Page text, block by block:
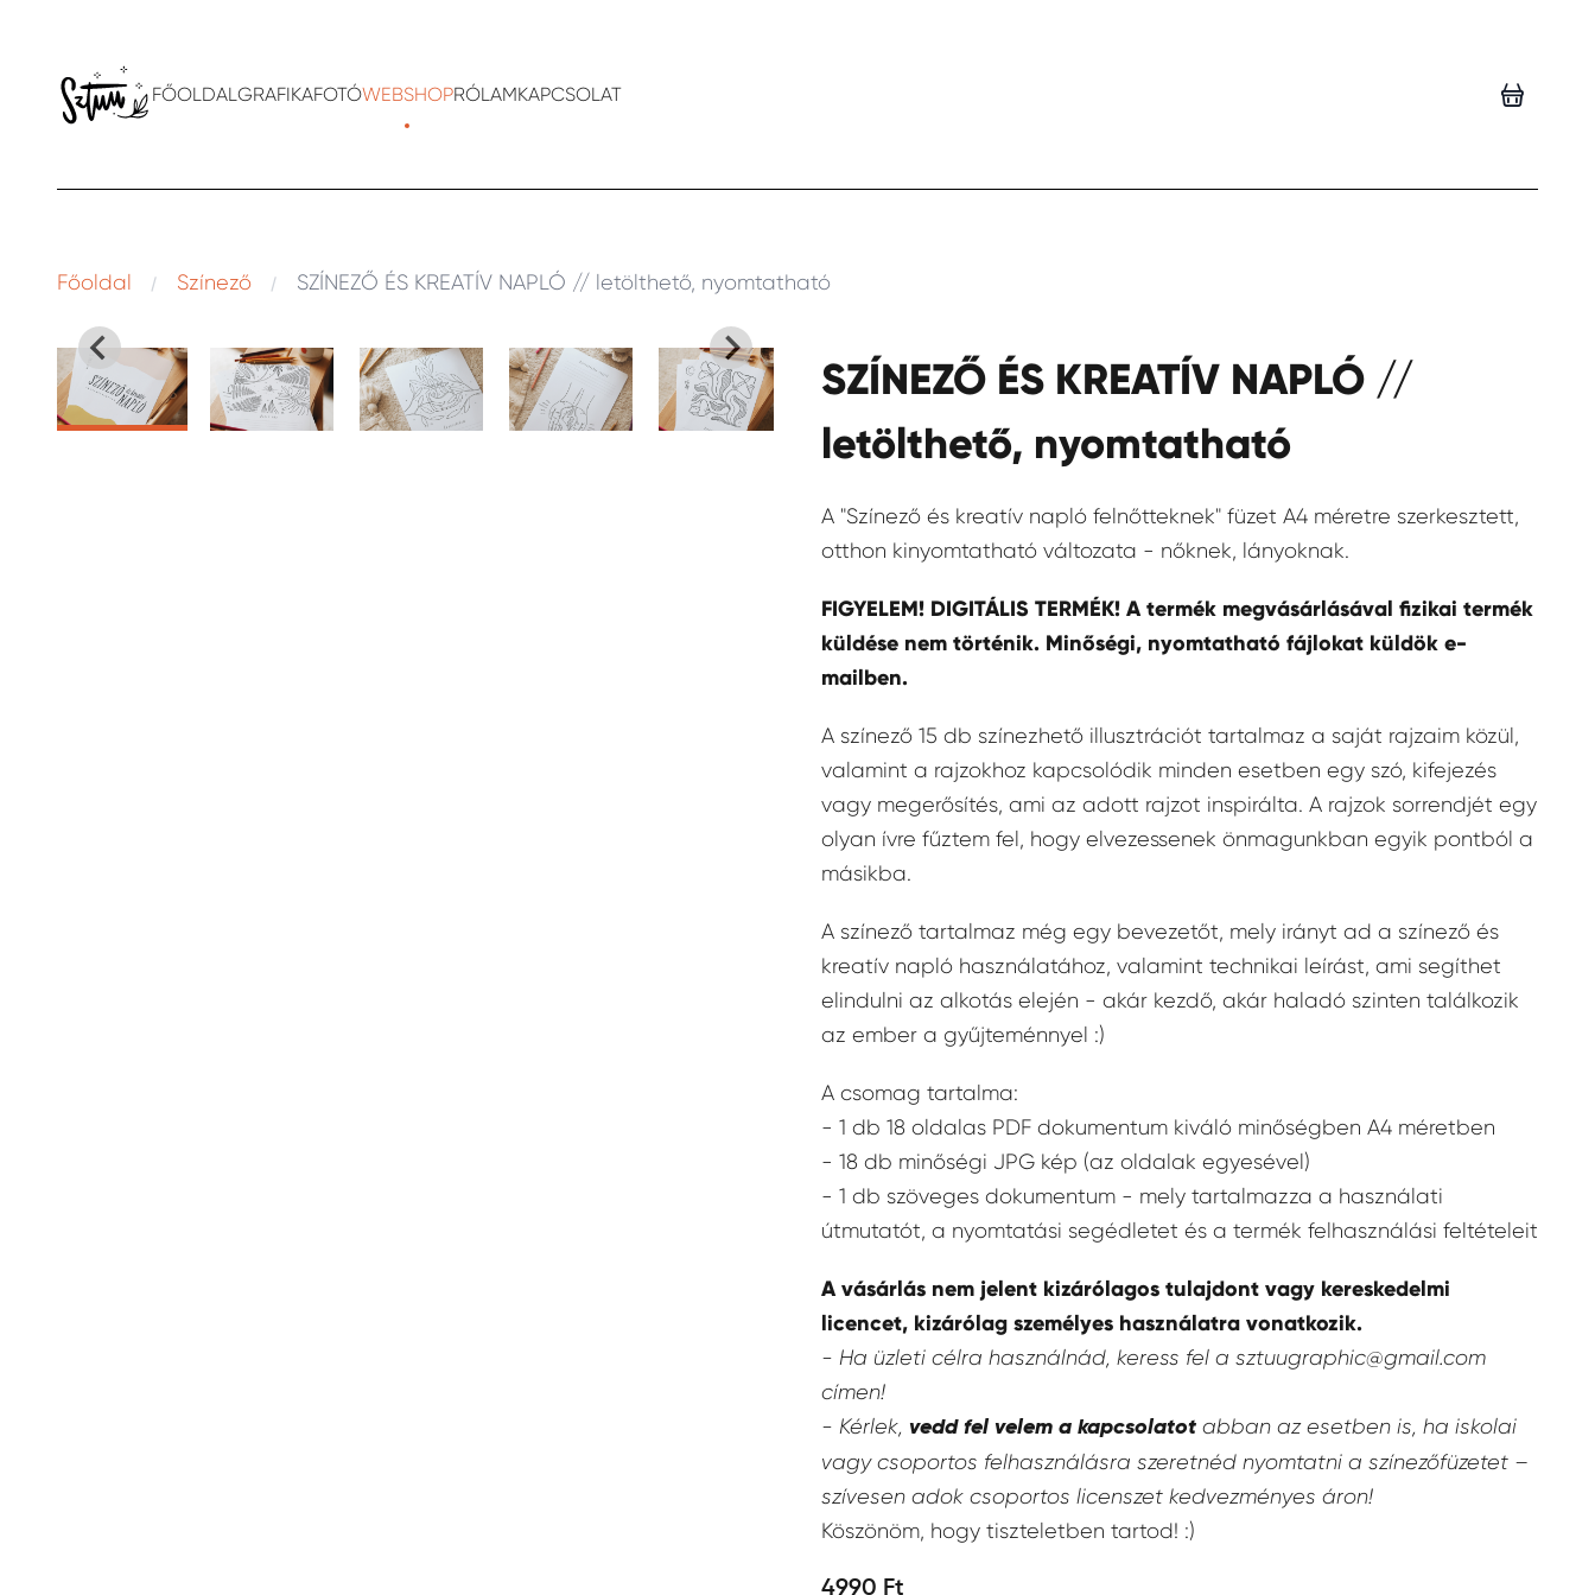
FŐOLDAL GRAFIKAFOTÓWEBSHOPRÓLAMKAPCSOLAT
Főoldal Színező SZÍNEZŐ ÉS KREATÍV NAPLÓ // letölthető, nyomtatható
Save
SZÍNEZŐ ÉS KREATÍV NAPLÓ //
letölthető, nyomtatható
Description
A "Színező és kreatív napló felnőtteknek" füzet A4 méretre szerkesztett,
otthon kinyomtatható változata - nőknek, lányoknak.
FIGYELEM! DIGITÁLIS TERMÉK! A termék megvásárlásával fizikai termék
küldése nem történik. Minőségi, nyomtatható fájlokat küldök e-
mailben.
A színező 15 db színezhető illusztrációt tartalmaz a saját rajzaim közül,
valamint a rajzokhoz kapcsolódik minden esetben egy szó, kifejezés
vagy megerősítés, ami az adott rajzot inspirálta. A rajzok sorrendjét egy
olyan ívre fűztem fel, hogy elvezessenek önmagunkban egyik pontból a
másikba.
A színező tartalmaz még egy bevezetőt, mely irányt ad a színező és
kreatív napló használatához, valamint technikai leírást, ami segíthet
elindulni az alkotás elején - akár kezdő, akár haladó szinten találkozik
az ember a gyűjteménnyel :)
A csomag tartalma:
- 1 db 18 oldalas PDF dokumentum kiváló minőségben A4 méretben
- 18 db minőségi JPG kép (az oldalak egyesével)
- 1 db szöveges dokumentum - mely tartalmazza a használati
útmutatót, a nyomtatási segédletet és a termék felhasználási feltételeit
A vásárlás nem jelent kizárólagos tulajdont vagy kereskedelmi
licencet, kizárólag személyes használatra vonatkozik.
- Ha üzleti célra használnád, keress fel a sztuugraphic@gmail.com
címen!
- Kérlek, vedd fel velem a kapcsolatot abban az esetben is, ha iskolai
vagy csoportos felhasználásra szeretnéd nyomtatni a színezőfüzetet –
szívesen adok csoportos licenszet kedvezményes áron!
Köszönöm, hogy tiszteletben tartod! :)
4990 Ft